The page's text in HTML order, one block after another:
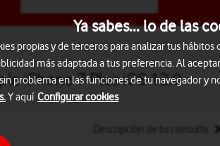
iPhone 7 Plus iOS 12.0
Ya sabes... lo de las
propias y de terceros para analizar tus
más adaptada a tus preferencia. Al
problema en las funciones de tu navegador y
Y aquí Configurar cookies